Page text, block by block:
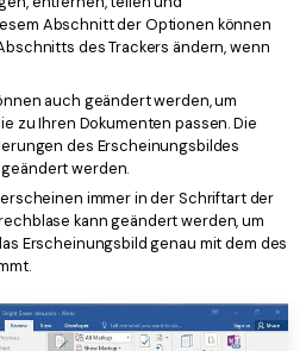
Abschnitt der Optionen können
des Trackers ändern, wenn
auch geändert werden, um
zu Ihren Dokumenten passen. Die
des Erscheinungsbildes
werden.
immer in der Schriftart der
kann geändert werden, um
Erscheinungsbild genau mit dem des